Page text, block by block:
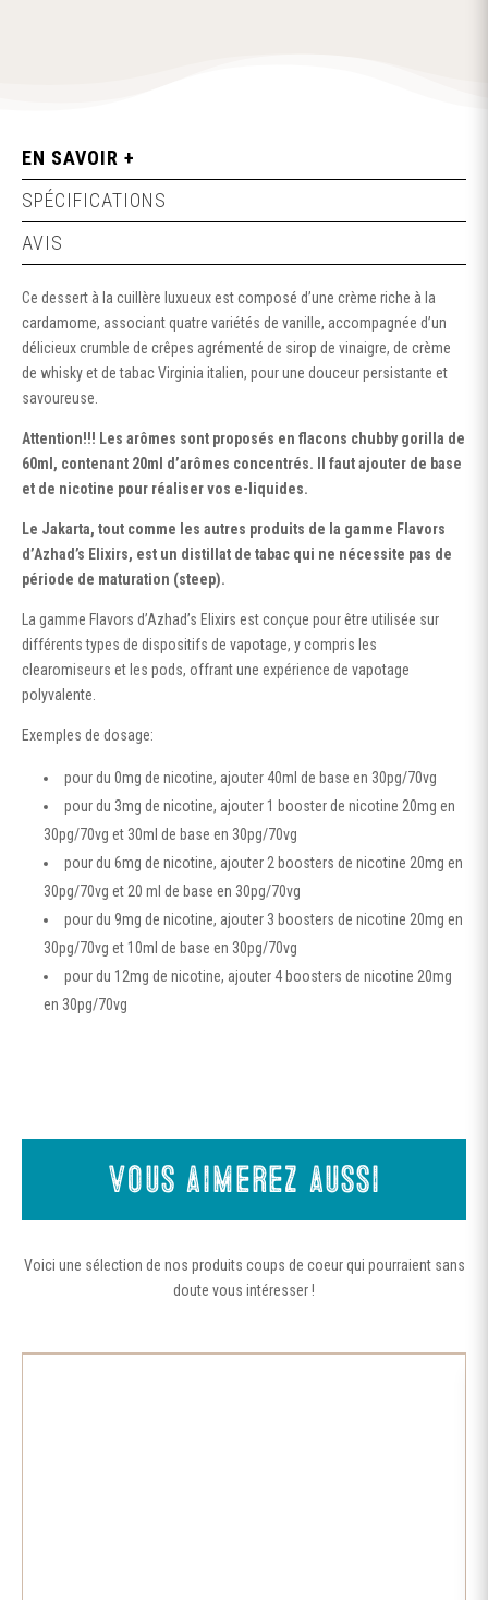
EN SAVOIR +
SPÉCIFICATIONS
AVIS
Ce dessert à la cuillère luxueux est composé d’une crème riche à la
cardamome, associant quatre variétés de vanille, accompagnée d’un
délicieux crumble de crêpes agrémenté de sirop de vinaigre, de crème
de whisky et de tabac Virginia italien, pour une douceur persistante et
savoureuse.
Attention!!! Les arômes sont proposés en flacons chubby gorilla de
60ml, contenant 20ml d’arômes concentrés. Il faut ajouter de base
et de nicotine pour réaliser vos e-liquides.
Le Jakarta, tout comme les autres produits de la gamme Flavors
d’Azhad’s Elixirs, est un distillat de tabac qui ne nécessite pas de
période de maturation (steep).
La gamme Flavors d’Azhad’s Elixirs est conçue pour être utilisée sur
différents types de dispositifs de vapotage, y compris les
clearomiseurs et les pods, offrant une expérience de vapotage
polyvalente.
Exemples de dosage:
pour du 0mg de nicotine, ajouter 40ml de base en 30pg/70vg
pour du 3mg de nicotine, ajouter 1 booster de nicotine 20mg en
30pg/70vg et 30ml de base en 30pg/70vg
pour du 6mg de nicotine, ajouter 2 boosters de nicotine 20mg en
30pg/70vg et 20 ml de base en 30pg/70vg
pour du 9mg de nicotine, ajouter 3 boosters de nicotine 20mg en
30pg/70vg et 10ml de base en 30pg/70vg
pour du 12mg de nicotine, ajouter 4 boosters de nicotine 20mg
en 30pg/70vg
Vous aimerez aussi
Voici une sélection de nos produits coups de coeur qui pourraient sans
doute vous intéresser !